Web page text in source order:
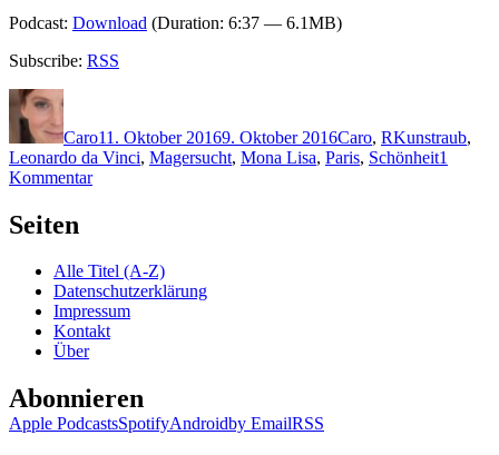
Podcast: Download (Duration: 6:37 — 6.1MB)
Subscribe: RSS
Autor
Caro11. Oktober 20169. Oktober 2016Caro, RKunstraub,
Leonardo da Vinci, Magersucht, Mona Lisa, Paris, Schönheit1
Kommentarzu
Das
Mona-
Lisa-
Virus
Seiten
Alle Titel (A-Z)
Datenschutzerklärung
Impressum
Kontakt
Über
Abonnieren
Apple PodcastsSpotifyAndroidby EmailRSS